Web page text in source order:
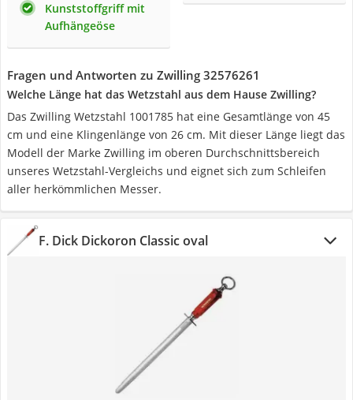
Kunststoffgriff mit
Aufhängeöse
Fragen und Antworten zu Zwilling 32576261
Welche Länge hat das Wetzstahl aus dem Hause Zwilling?
Das Zwilling Wetzstahl 1001785 hat eine Gesamtlänge von 45
cm und eine Klingenlänge von 26 cm. Mit dieser Länge liegt das
Modell der Marke Zwilling im oberen Durchschnittsbereich
unseres Wetzstahl-Vergleichs und eignet sich zum Schleifen
aller herkömmlichen Messer.
F. Dick Dickoron Classic oval